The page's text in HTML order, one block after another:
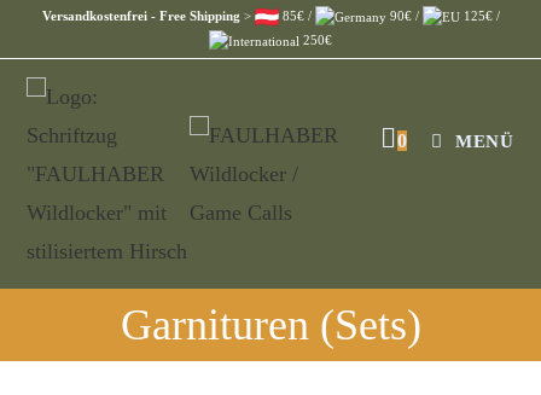
Versandkostenfrei - Free Shipping > 85€ / 90€ /
125€ /
250€
0 MENÜ
Garnituren (Sets)